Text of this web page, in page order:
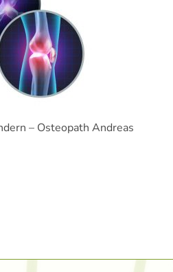
– Osteopath Andreas